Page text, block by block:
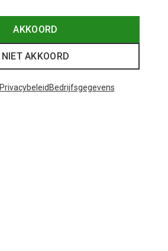
AKKOORD
NIET AKKOORD
Privacybeleid Bedrijfsgegevens